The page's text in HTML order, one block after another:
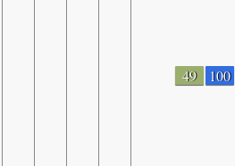
49 100